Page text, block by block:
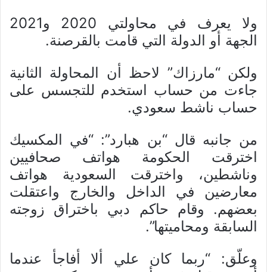
ولا يعرف في محاولتي 2020 و2021
الجهة أو الدولة التي قامت بالقرصنة.
ولكن “مارزاك” لاحظ أن المحاولة الثانية
جاءت من حساب استخدم للتجسس على
حساب ناشط سعودي.
من جانبه قال “بن هبارد”: “في المكسيك
اخترقت الحكومة هواتف صحافيين
وناشطين، واخترقت السعودية هواتف
معارضين في الداخل والخارج واعتقلت
بعضهم. وقام حاكم دبي باختراق زوجته
السابقة ومحاميتها”.
وعلّق: “ربما كان علي ألا أفاجأ عندما